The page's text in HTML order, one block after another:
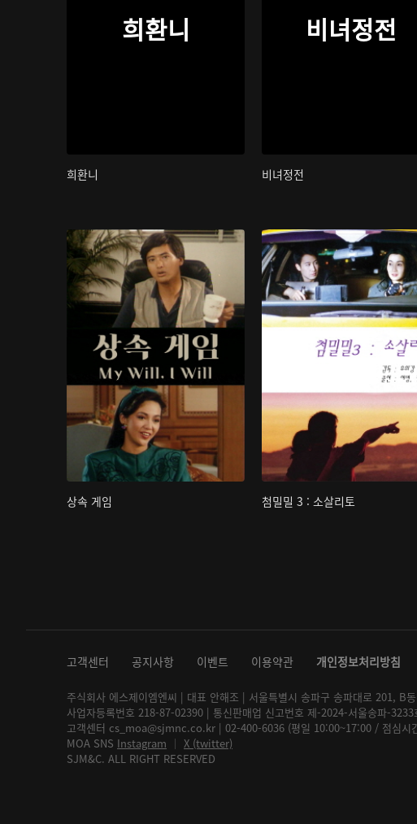
희환니
희환니
비녀정전
비녀정전
상속 게임 첨밀밀 3 : 소살리토
고객센터 공지사항 이벤트 이용약관 개인정보처리방침
주식회사 에스제이엠엔씨 | 대표 안해조 | 서울특별시 송파구 송파대로 201, B
사업자등록번호 218-87-02390 | 통신판매업 신고번호 제-2024-서울송파-3233
고객센터 cs_moa@sjmnc.co.kr | 02-400-6036 (평일 10:00~17:00 / 점심시
MOA SNS Instagram │ X (twitter)
SJM&C. ALL RIGHT RESERVED